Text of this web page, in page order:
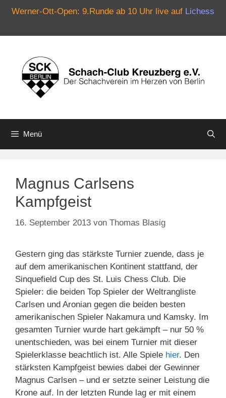
Werner-Ott-Open: 9.Runde ab 10 Uhr live auf Lichess
springen
Menü
Magnus Carlsens
Kampfgeist
16. September 2013 von Thomas Blasig
Gestern ging das stärkste Turnier zuende, dass je
auf dem amerikanischen Kontinent stattfand, der
Sinquefield Cup des St. Luis Chess Club. Die
Spieler: die beiden Top Spieler der Weltrangliste
Carlsen und Aronian gegen die beiden besten
amerikanischen Spieler Nakamura und Kamsky. Im
gesamten Turnier wurde hart gekämpft – nur 50 %
unentschieden, was bei einem Turnier mit dieser
Spielerklasse beachtlich ist. Alle Spiele hier. Den
stärksten Kampfgeist bewies dabei der Gewinner
Magnus Carlsen – und er setzte seiner Leistung die
Krone auf. In der letzten Runde lag er mit einem